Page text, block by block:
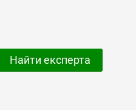
Найти експерта